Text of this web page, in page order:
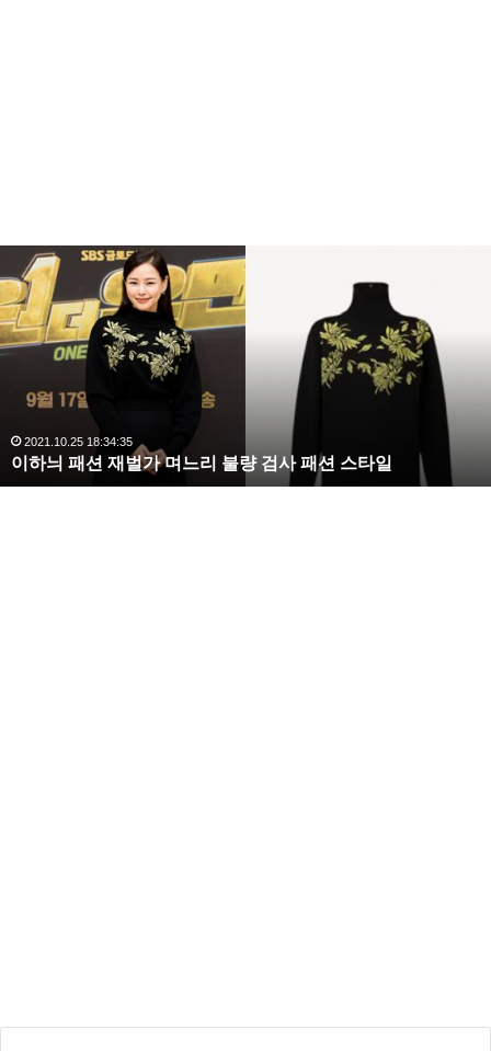
수
해
라
김
완
벽
한
2020.10.03 10:59:30
복수해라 김사랑, 완벽한 S라인 몸매 시선 압도